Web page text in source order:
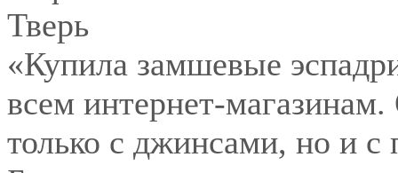
Тверь
«Купила замшевые
всем интернет-
только с джинсами, но и с